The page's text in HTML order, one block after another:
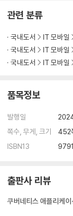
__4.4.2 RBAC 모범 사
CHAPTER 05 지속
_5.1 버전 관리
_5.2 지속적 통합
_5.4 컨테이너 빌드
_5.6 지속적 배포
_5.7 배포 전략
_5.8 프로덕션 테스팅
_5.9 파이프라인 구축
__5.9.2 CD 구축
__5.9.3 롤링 업그레이
__5.9.4 간단한 카오
관련 분류
국내도서 IT 모바일
국내도서
IT 모바일
국내도서
IT 모바일
품목정보
발행일
쪽수, 무게, 크기
452
ISBN13
출판사 리뷰
쿠버네티스 애플리케